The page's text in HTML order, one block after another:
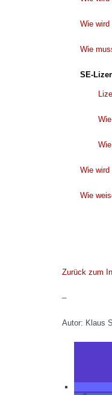
Wie
Wie
SE-
Wie
Wie
Zurück zum
–
Autor: Klaus